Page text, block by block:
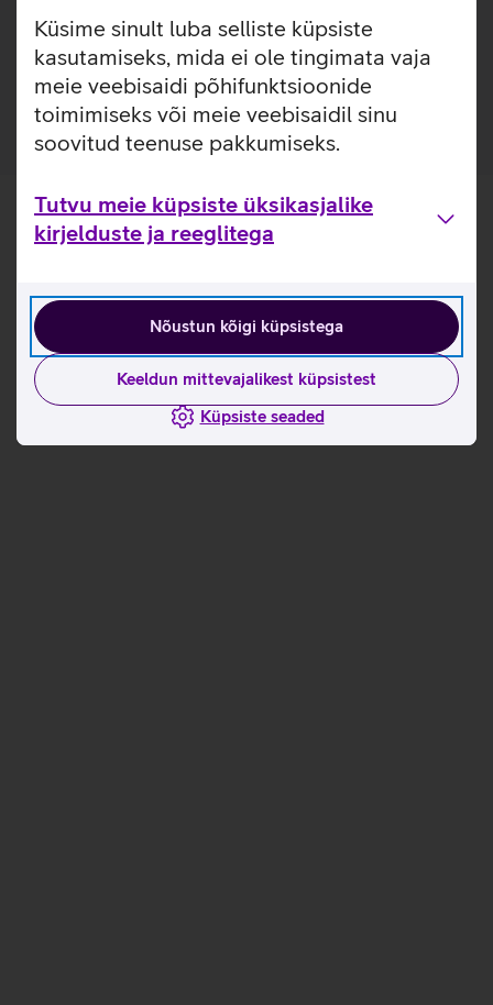
Küsime sinult luba selliste küpsiste
kasutamiseks, mida ei ole tingimata vaja
meie veebisaidi põhifunktsioonide
toimimiseks või meie veebisaidil sinu
soovitud teenuse pakkumiseks.
Tutvu meie küpsiste üksikasjalike
kirjelduste ja reeglitega
Nõustun kõigi küpsistega
Keeldun mittevajalikest küpsistest
Küpsiste seaded
tagatud telefoni kindel haare ja kaitse kriimustuste eest.
Ümbris on valmistatud taaskasutatud materjalidest.